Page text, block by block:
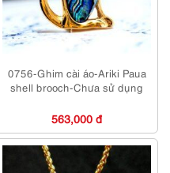
0756-Ghim cài áo-Ariki Paua
shell brooch-Chưa sử dụng
563,000 đ